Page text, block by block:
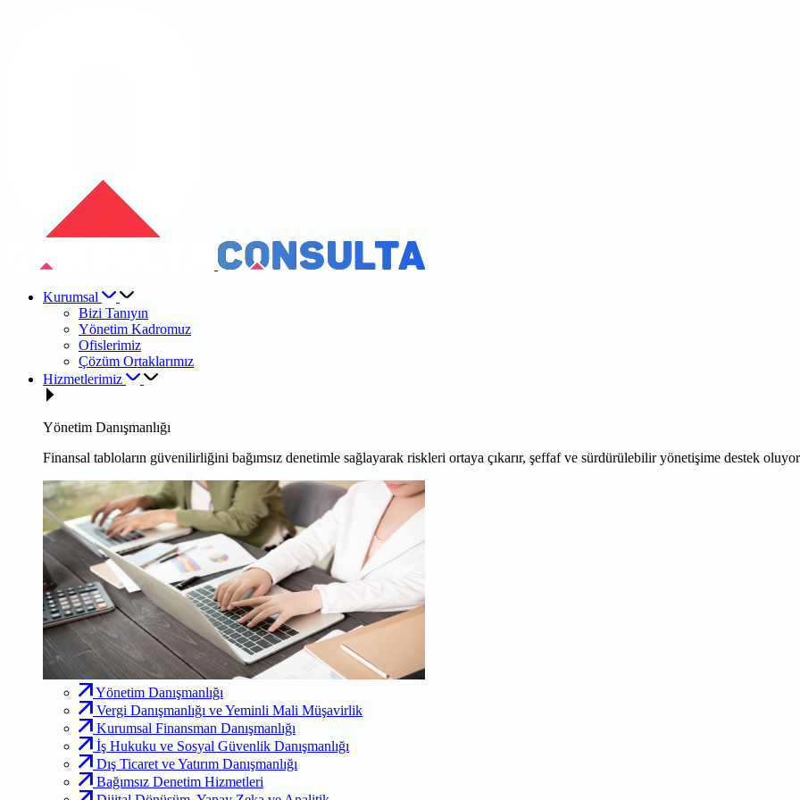
Kurumsal
Bizi Tanıyın
Yönetim Kadromuz
Ofislerimiz
Çözüm Ortaklarımız
Hizmetlerimiz
Yönetim Danışmanlığı
Finansal tabloların güvenilirliğini bağımsız denetimle sağlayarak riskleri ortaya çıkarır, şeffaf ve sürdürülebilir yönetişime destek
Yönetim Danışmanlığı
Vergi Danışmanlığı ve Yeminli Mali Müşavirlik
Kurumsal Finansman Danışmanlığı
İş Hukuku ve Sosyal Güvenlik Danışmanlığı
Dış Ticaret ve Yatırım Danışmanlığı
Bağımsız Denetim Hizmetleri